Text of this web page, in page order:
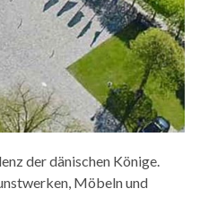
der dänischen Könige.
Möbeln und